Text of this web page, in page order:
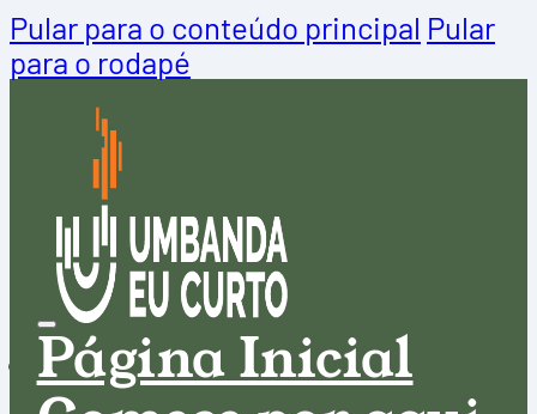
Pular para o conteúdo principal Pular
para o rodapé
Página Inicial